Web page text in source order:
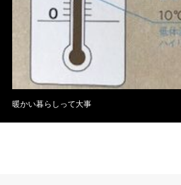
暖かい暮らしって大事